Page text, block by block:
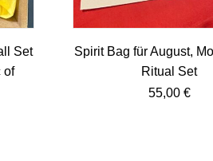
Set
of
Spirit Bag für August,
Ritual Set
55,00 €